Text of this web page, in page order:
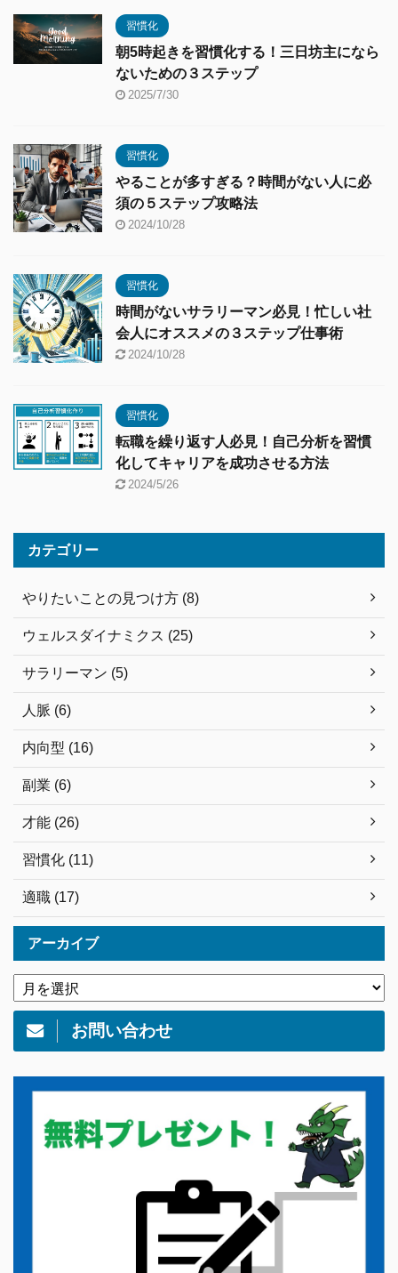
習慣化
朝5時起きを習慣化する！三日坊主になら
ないための３ステップ
2025/7/30
習慣化
やることが多すぎる？時間がない人に必
須の５ステップ攻略法
2024/10/28
習慣化
時間がないサラリーマン必見！忙しい社
会人にオススメの３ステップ仕事術
2024/10/28
習慣化
転職を繰り返す人必見！自己分析を習慣
化してキャリアを成功させる方法
2024/5/26
カテゴリー
やりたいことの見つけ方 (8)
ウェルスダイナミクス (25)
サラリーマン (5)
人脈 (6)
内向型 (16)
副業 (6)
才能 (26)
習慣化 (11)
適職 (17)
アーカイブ
お問い合わせ